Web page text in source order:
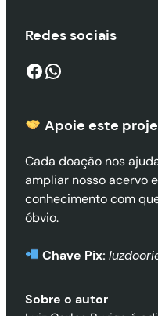
Redes sociais
Facebook WhatsApp
Apoie este
Cada doação nos
ampliar nosso acervo
conhecimento com
óbvio.
Chave Pix:
Sobre o autor